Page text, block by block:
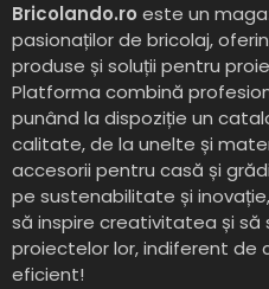
Bricolando.ro este un
pasionaților de bricolaj,
produse și soluții pentru
Platforma combină
punând la dispoziție un
calitate, de la unelte și
accesorii pentru casă și
pe sustenabilitate și inovație,
să inspire creativitatea și să
proiectelor lor, indiferent de
eficient!